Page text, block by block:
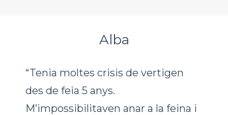
Alba
“Tenia moltes crisis de vertigen
des de feia 5 anys.
M’impossibilitaven anar a la feina i